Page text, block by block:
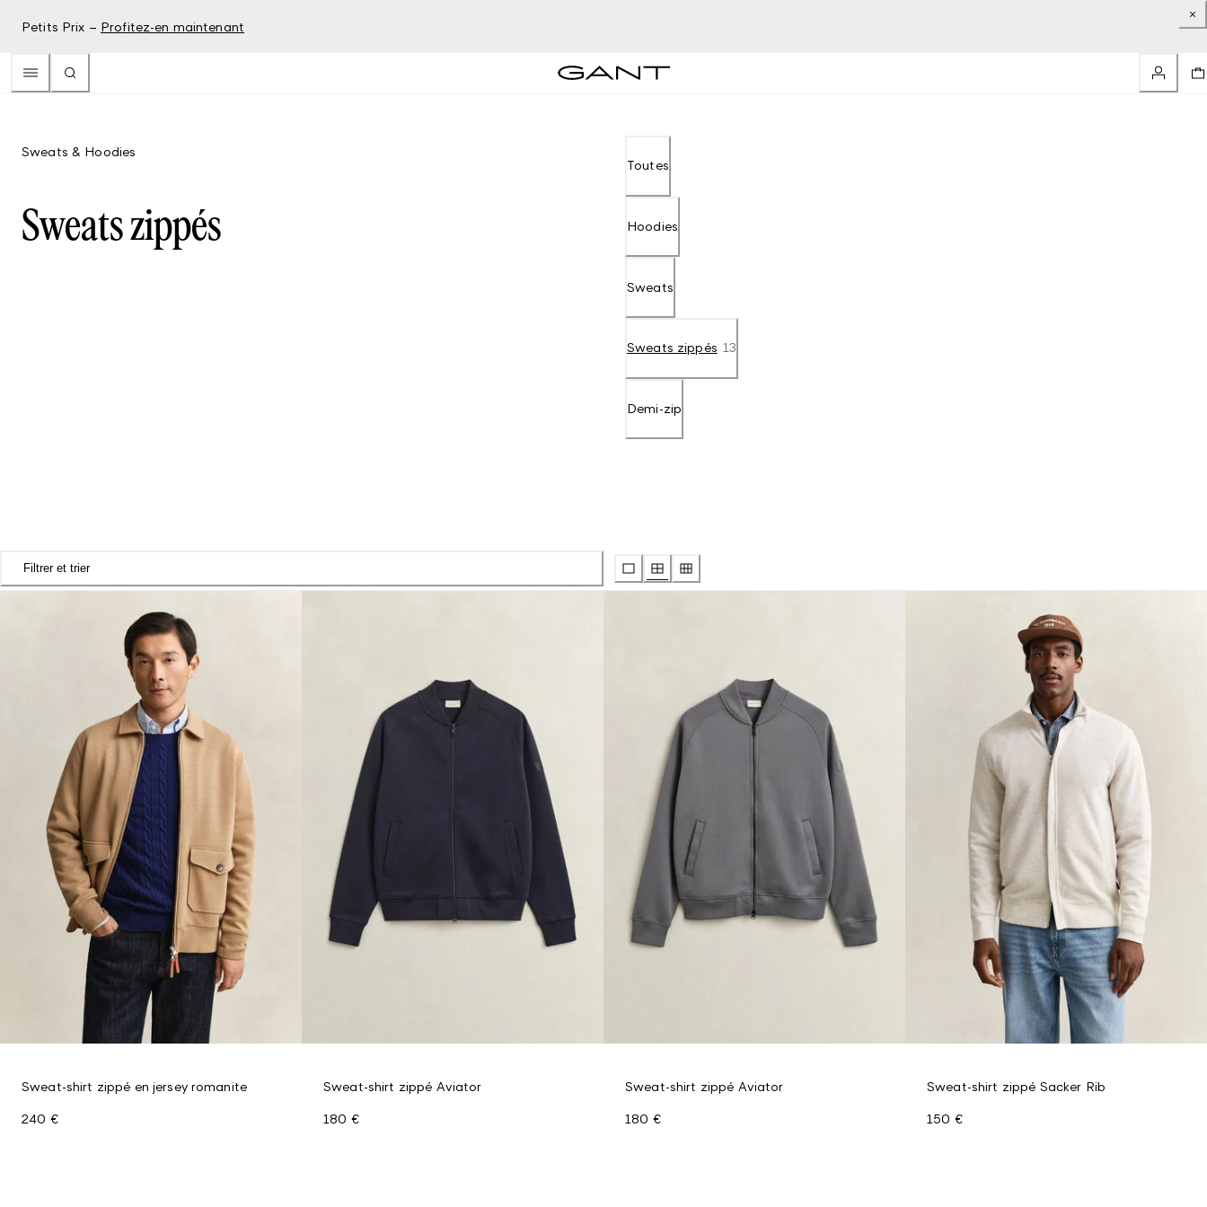
Petits Prix – Profitez-en maintenant
Sweats & Hoodies
Sweats zippés
Toutes
Hoodies
Sweats
Sweats zippés 13
Demi-zip
Filtrer et trier
Sweat-shirt zippé en jersey romanite
240 €
Sweat-shirt zippé Aviator
180 €
Sweat-shirt zippé Aviator
180 €
Sweat-shirt zippé Sacker Rib
150 €